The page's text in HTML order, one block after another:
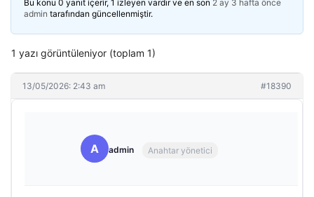
Bu konu 0 yanıt içerir, 1 izleyen vardır ve en son 2 ay 3 hafta önce
admin tarafından güncellenmiştir.
1 yazı görüntüleniyor (toplam 1)
13/05/2026: 2:43 am #18390
A admin Anahtar yönetici